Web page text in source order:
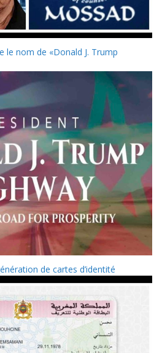
le nom de «Donald J. Trump
de cartes d’identité